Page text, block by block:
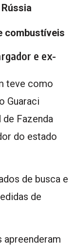
combustíveis
e ex-
teve como
Guaraci
Fazenda
do estado
de busca e
de
apreenderam